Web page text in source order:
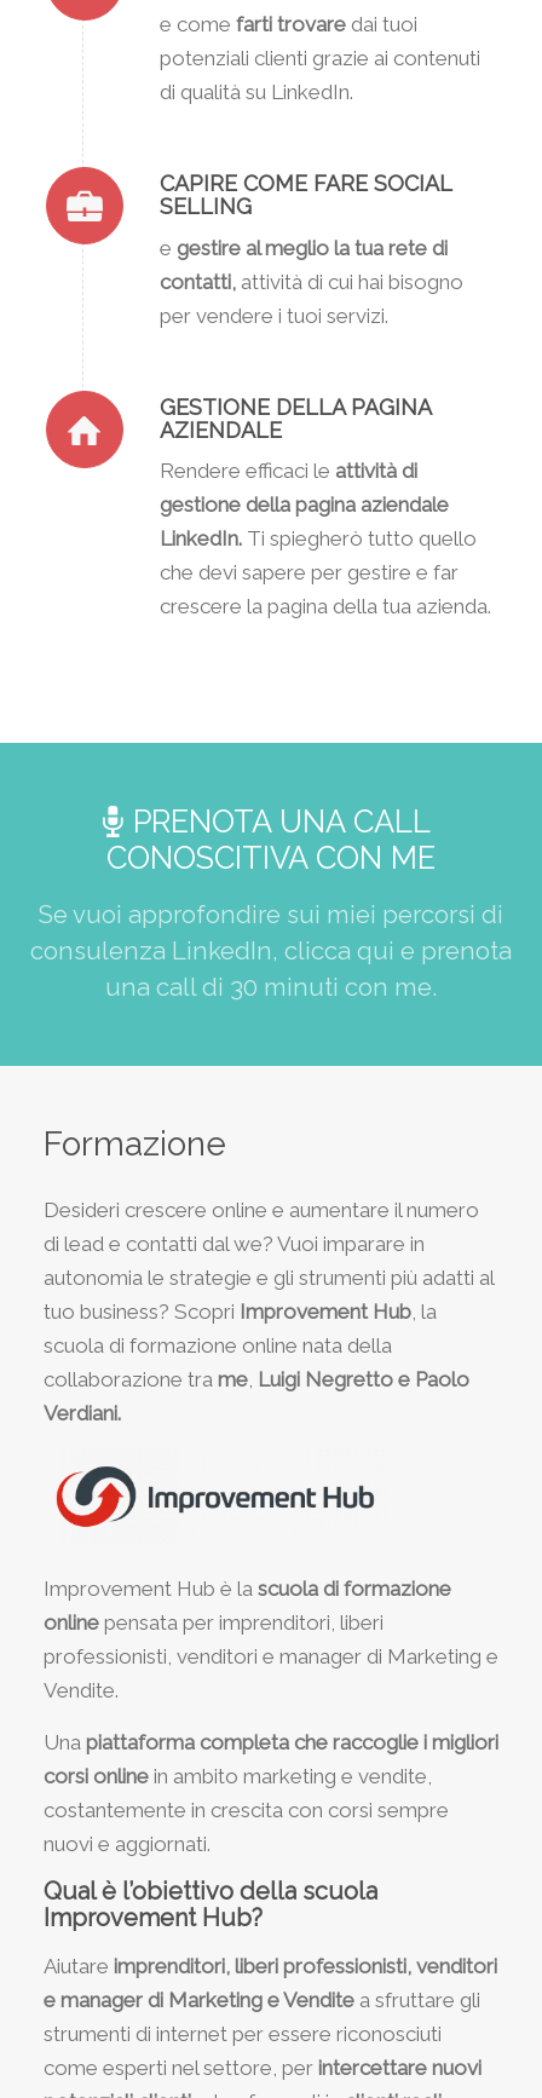
e come farti trovare dai tuoi
potenziali clienti grazie ai contenuti
di qualità su LinkedIn.
CAPIRE COME FARE SOCIAL
SELLING
e gestire al meglio la tua rete di
contatti, attività di cui hai bisogno
per vendere i tuoi servizi.
GESTIONE DELLA PAGINA
AZIENDALE
Rendere efficaci le attività di
gestione della pagina aziendale
LinkedIn.Ti spiegherò tutto quello
che devi sapere per gestire e far
crescere la pagina della tua azienda.
PRENOTA UNA CALL
CONOSCITIVA CON ME
Se vuoi approfondire sui miei percorsi di
consulenza LinkedIn, clicca qui e prenota
una call di 30 minuti con me.
Formazione
Desideri crescere online e aumentare il numero
di lead e contatti dal we? Vuoi imparare in
autonomia le strategie e gli strumenti più adatti al
tuo business? Scopri Improvement Hub, la
scuola di formazione online nata della
collaborazione tra me, Luigi Negretto e Paolo
Verdiani.
Improvement Hub è la scuola di formazione
onlinepensata per imprenditori, liberi
professionisti, venditori e manager di Marketing e
Vendite.
Una piattaforma completa che raccoglie i migliori
corsi onlinein ambito marketing e vendite,
costantemente in crescita con corsi sempre
nuovi e aggiornati.
Qual è l’obiettivo della scuola
Improvement Hub?
Aiutare imprenditori, liberi professionisti, venditori
e manager di Marketing e Venditea sfruttare gli
strumenti di internet per essere riconosciuti
come esperti nel settore, per intercettare nuovi